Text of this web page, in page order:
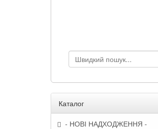
Каталог
- НОВІ НАДХОДЖЕННЯ -